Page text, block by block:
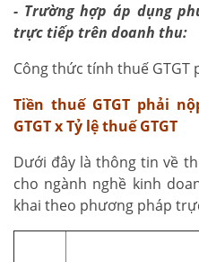
- Trường hợp áp dụng
trực tiếp trên doanh thu:
Công thức tính thuế GTGT
Tiền thuế GTGT phải
GTGT x Tỷ lệ thuế GTGT
Dưới đây là thông tin về
cho ngành nghề kinh
khai theo phương pháp